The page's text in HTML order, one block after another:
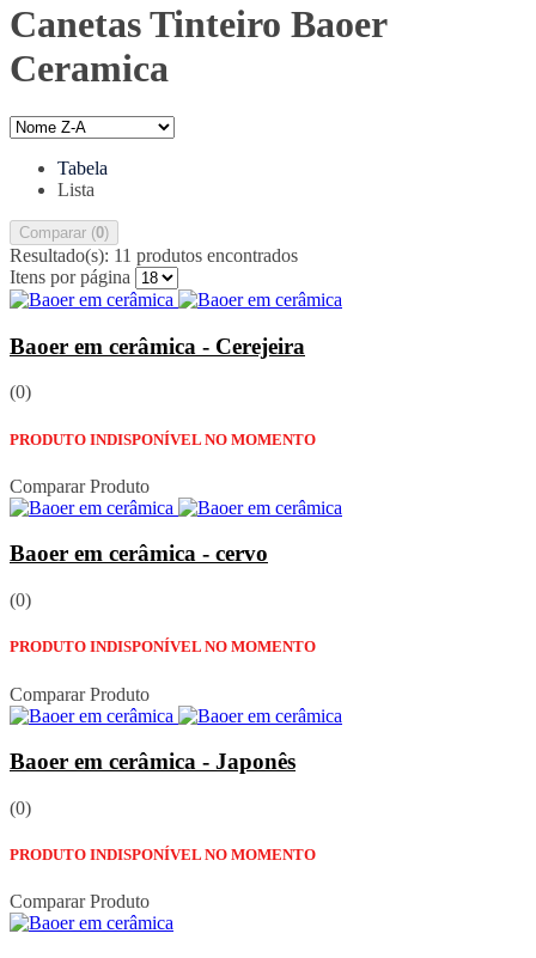
Canetas Tinteiro Baoer
Ceramica
Tabela
Lista
Comparar (0)
Resultado(s): 11 produtos encontrados
Itens por página
Baoer em cerâmica - Cerejeira
(0)
PRODUTO INDISPONÍVEL NO MOMENTO
Comparar Produto
Baoer em cerâmica - cervo
(0)
PRODUTO INDISPONÍVEL NO MOMENTO
Comparar Produto
Baoer em cerâmica - Japonês
(0)
PRODUTO INDISPONÍVEL NO MOMENTO
Comparar Produto